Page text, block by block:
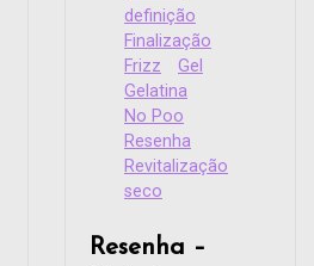
definição
Finalização
Frizz
Gel
Gelatina
No Poo
Resenha
Revitalização
seco
Resenha –